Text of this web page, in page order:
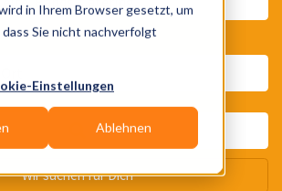
in Ihrem Browser gesetzt, um
dass Sie nicht nachverfolgt
Einstellungen
Ablehnen
Wir suchen für Dich